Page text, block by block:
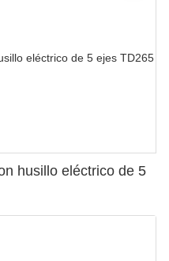
husillo eléctrico de 5